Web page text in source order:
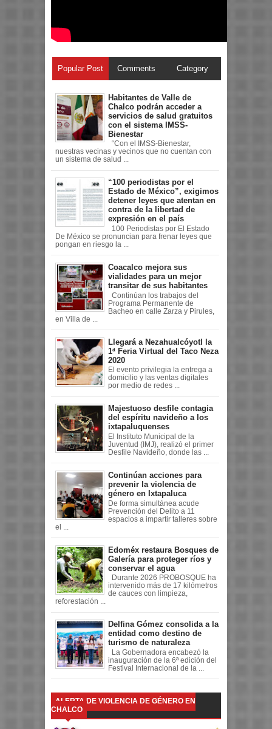
Popular Post Comments Category
Habitantes de Valle de
Chalco podrán acceder a
servicios de salud gratuitos
con el sistema IMSS-
Bienestar
“Con el IMSS-Bienestar,
nuestras vecinas y vecinos que no cuentan con
un sistema de salud ...
“100 periodistas por el
Estado de México”, exigimos
detener leyes que atentan en
contra de la libertad de
expresión en el país
100 Periodistas por El Estado
De México se pronuncian para frenar leyes que
pongan en riesgo la ...
Coacalco mejora sus
vialidades para un mejor
transitar de sus habitantes
Continúan los trabajos del
Programa Permanente de
Bacheo en calle Zarza y Pirules,
en Villa de ...
Llegará a Nezahualcóyotl la
1ª Feria Virtual del Taco Neza
2020
El evento privilegia la entrega a
domicilio y las ventas digitales
por medio de redes ...
Majestuoso desfile contagia
del espíritu navideño a los
ixtapaluquenses
El Instituto Municipal de la
Juventud (IMJ), realizó el primer
Desfile Navideño, donde las ...
Continúan acciones para
prevenir la violencia de
género en Ixtapaluca
De forma simultánea acude
Prevención del Delito a 11
espacios a impartir talleres sobre
el ...
Edoméx restaura Bosques de
Galería para proteger ríos y
conservar el agua
Durante 2026 PROBOSQUE ha
intervenido más de 17 kilómetros
de cauces con limpieza,
reforestación ...
Delfina Gómez consolida a la
entidad como destino de
turismo de naturaleza
La Gobernadora encabezó la
inauguración de la 6ª edición del
Festival Internacional de la ...
ALERTA DE VIOLENCIA DE GÉNERO EN
CHALCO